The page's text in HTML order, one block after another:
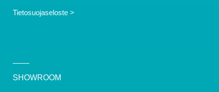
Tietosuojaseloste >
SHOWROOM